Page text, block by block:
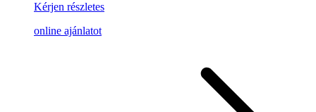
Kérjen részletes
online ajánlatot